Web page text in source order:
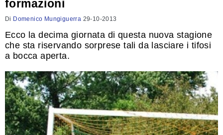
formazioni
Di Domenico Mungiguerra 29-10-2013
Ecco la decima giornata di questa nuova stagione
che sta riservando sorprese tali da lasciare i tifosi
a bocca aperta.